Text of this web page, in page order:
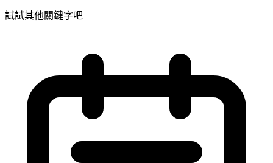
試試其他關鍵字吧